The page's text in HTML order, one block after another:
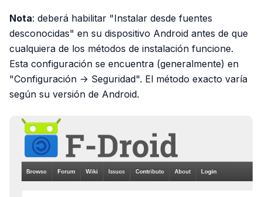
Nota: deberá habilitar "Instalar desde fuentes
desconocidas" en su dispositivo Android antes de que
cualquiera de los métodos de instalación funcione.
Esta configuración se encuentra (generalmente) en
"Configuración -> Seguridad". El método exacto varía
según su versión de Android.